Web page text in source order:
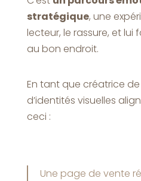
stratégique, une
lecteur, le rassure, et lui
au bon endroit.
En tant que créatrice
d’identités visuelles
ceci :
Une page de vente